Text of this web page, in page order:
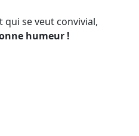
se veut convivial,
humeur !